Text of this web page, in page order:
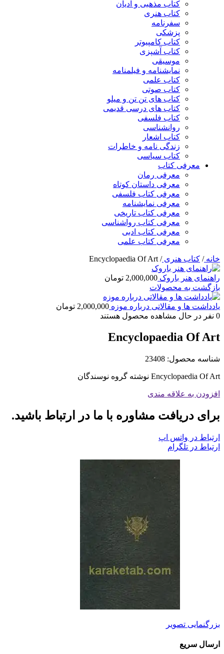
کتاب مذهبی و ادیان
کتاب هنری
سفرنامه
پزشکی
کتاب کامپیوتر
کتاب آشپزی
موسیقی
نمایشنامه و فیلمنامه
کتاب علمی
کتاب صوتی
کتاب های تن تن و میلو
کتاب های درسی قدیمی
کتاب فلسفی
روانشناسی
کتاب اشعار
زندگی نامه و خاطرات
کتاب سیاسی
معرفی کتاب
معرفی رمان
معرفی داستان کوتاه
معرفی کتاب فلسفی
معرفی نمایشنامه
معرفی کتاب تاریخی
معرفی کتاب رواشناسی
معرفی کتاب ادبی
معرفی کتاب علمی
خانه/ کتاب هنری/
Encyclopaedia Of Art
راهنمای هنر باروک 2,000,000 تومان
بازگشت به محصولات
یادداشت ها و مقالاتی درباره موزه 2,000,000 تومان
0 نفر در حال مشاهده محصول هستند
Encyclopaedia Of Art
شناسه محصول: 23408
Encyclopaedia Of Art نوشته گروه نوسندگان
افزودن به علاقه مندی
برای دریافت مشاوره با ما در ارتباط باشید.
ارتباط در واتس اپ
ارتباط در تلگرام
بزرگنمایی تصویر
ارسال سریع